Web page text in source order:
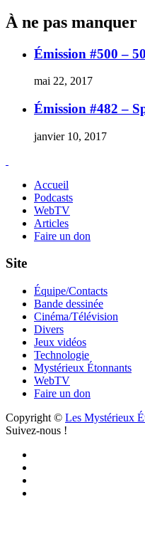
À ne pas manquer
Émission #500 –
mai 22, 2017
Émission #482 –
janvier 10, 2017
Accueil
Podcasts
WebTV
Articles
Faire un don
Site
Équipe/Contacts
Bande dessinée
Cinéma/Télévision
Divers
Jeux vidéos
Technologie
Mystérieux Étonnants
WebTV
Faire un don
Copyright © Les Mystérieux
Suivez-nous !